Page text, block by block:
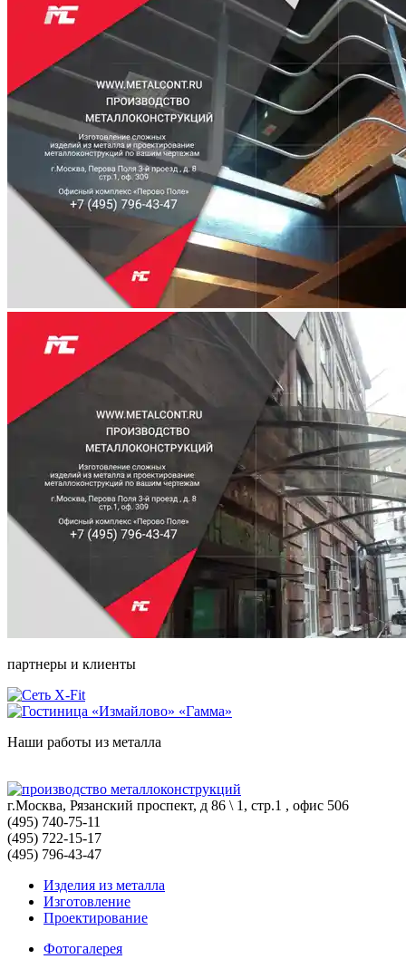
партнеры и клиенты
Наши работы из металла
г.Москва, Рязанский проспект, д 86 \ 1, стр.1 , офис 506
(495) 740-75-11
(495) 722-15-17
(495) 796-43-47
Изделия из металла
Изготовление
Проектирование
Фотогалерея